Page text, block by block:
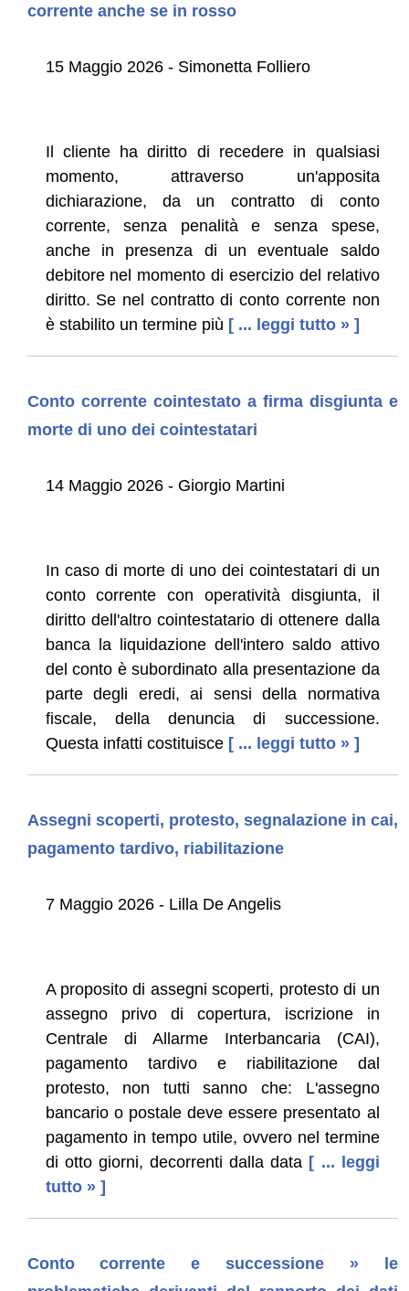
corrente anche se in rosso
15 Maggio 2026 - Simonetta Folliero
Il cliente ha diritto di recedere in qualsiasi
momento, attraverso un'apposita
dichiarazione, da un contratto di conto
corrente, senza penalità e senza spese,
anche in presenza di un eventuale saldo
debitore nel momento di esercizio del relativo
diritto. Se nel contratto di conto corrente non
è stabilito un termine più [ ... leggi tutto » ]
Conto corrente cointestato a firma disgiunta e
morte di uno dei cointestatari
14 Maggio 2026 - Giorgio Martini
In caso di morte di uno dei cointestatari di un
conto corrente con operatività disgiunta, il
diritto dell'altro cointestatario di ottenere dalla
banca la liquidazione dell'intero saldo attivo
del conto è subordinato alla presentazione da
parte degli eredi, ai sensi della normativa
fiscale, della denuncia di successione.
Questa infatti costituisce [ ... leggi tutto » ]
Assegni scoperti, protesto, segnalazione in cai,
pagamento tardivo, riabilitazione
7 Maggio 2026 - Lilla De Angelis
A proposito di assegni scoperti, protesto di un
assegno privo di copertura, iscrizione in
Centrale di Allarme Interbancaria (CAI),
pagamento tardivo e riabilitazione dal
protesto, non tutti sanno che: L'assegno
bancario o postale deve essere presentato al
pagamento in tempo utile, ovvero nel termine
di otto giorni, decorrenti dalla data [ ... leggi
tutto » ]
Conto corrente e successione » le